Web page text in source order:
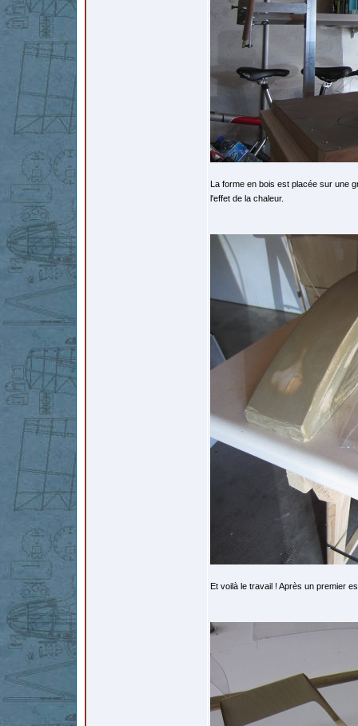
La forme en bois est placée sur une
l'effet de la chaleur.
Et voilà le travail ! Après un premier